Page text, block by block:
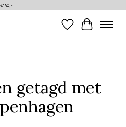
Verlanglijst
getagd met